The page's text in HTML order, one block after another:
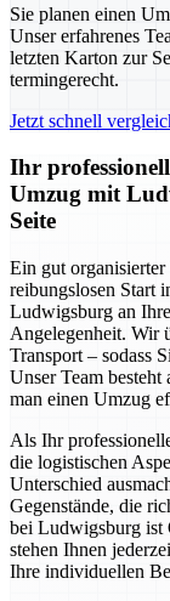
Sie planen einen
Unser erfahrenes
letzten Karton zur
termingerecht.
Jetzt schnell
Ihr
Umzug mit
Seite
Ein gut
reibungslosen Start
Ludwigsburg an
Angelegenheit. Wir
Transport – sodass
Unser Team
man einen Umzug
Als Ihr
die logistischen
Unterschied
Gegenstände, die
bei Ludwigsburg ist
stehen Ihnen
Ihre individuellen